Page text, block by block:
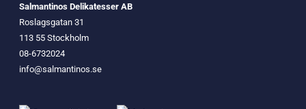
Salmantinos Delikatesser AB
Roslagsgatan 31
113 55 Stockholm
08-6732024
info@salmantinos.se